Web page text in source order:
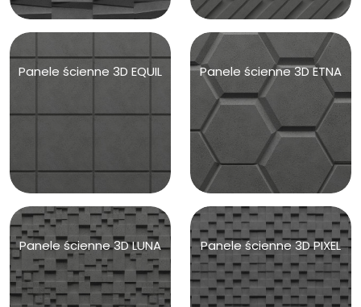
Panele ścienne 3D EQUIL Panele ścienne 3D ETNA
Panele ścienne 3D LUNA Panele ścienne 3D PIXEL